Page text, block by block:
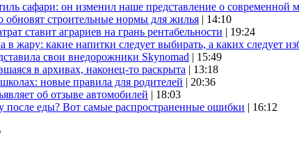
сафари: он изменил наше представление о современной
обновят строительные нормы для жилья | 14:10
ставит аграриев на грань рентабельности | 19:24
в жару: какие напитки следует выбирать, а каких следует
свои внедорожники Skynomad | 15:49
в архивах, наконец-то раскрыта | 13:18
новые правила для родителей | 20:36
об отзыве автомобилей | 18:03
после еды? Вот самые распространенные ошибки | 16:12